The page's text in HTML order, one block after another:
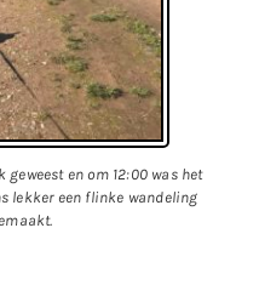
en om 12:00 was het
lekker een flinke wandeling